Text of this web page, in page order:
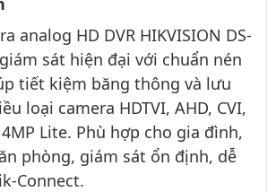
analog HD DVR HIKVISION DS-
sát hiện đại với chuẩn nén
tiết kiệm băng thông và lưu
loại camera HDTVI, AHD, CVI,
Lite. Phù hợp cho gia đình,
phòng, giám sát ổn định, dễ
Connect.